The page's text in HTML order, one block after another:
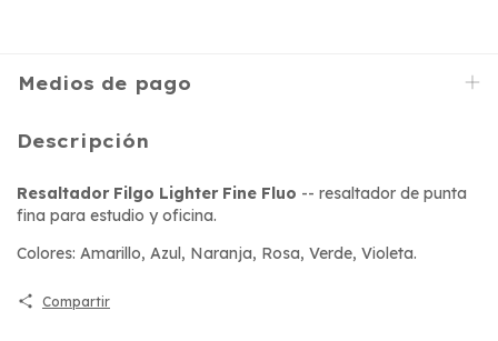
Medios de pago
Descripción
Resaltador Filgo Lighter Fine Fluo -- resaltador de punta
fina para estudio y oficina.
Colores: Amarillo, Azul, Naranja, Rosa, Verde, Violeta.
Compartir